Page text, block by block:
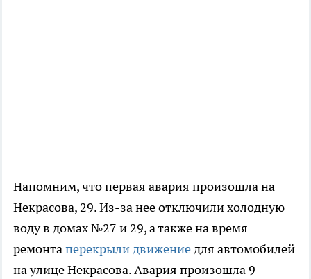
Напомним, что первая авария произошла на
Некрасова, 29. Из-за нее отключили холодную
воду в домах №27 и 29, а также на время
ремонтаперекрыли движениедля автомобилей
на улице Некрасова. Авария произошла 9